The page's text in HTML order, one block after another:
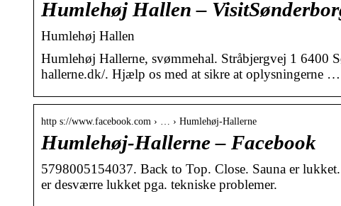
Humlehøj Hallen –
Humlehøj Hallen
Humlehøj Hallerne, svømmehal. Stråbjergvej 1 6400
hallerne.dk/. Hjælp os med at sikre at oplysningerne …
http s://www.facebook.com › … › Humlehøj-Hallerne
Humlehøj-Hallerne – Facebook
5798005154037. Back to Top. Close. Sauna er
er desværre lukket pga. tekniske problemer.